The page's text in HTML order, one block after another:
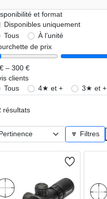
et format
Disponibles uniquement
Tous
À l’unité
de prix
– 300 €
clients
Tous
4★ et + 3★ et +
résultats
🔽 Filtres